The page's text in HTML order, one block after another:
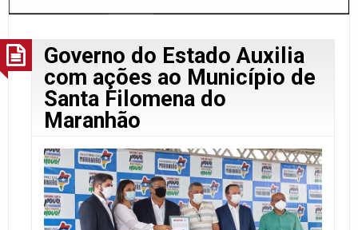
Governo do Estado Auxilia
com ações ao Município de
Santa Filomena do
Maranhão